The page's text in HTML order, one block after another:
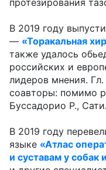
протезирования
В 2019 году
— «Торакальная
также удалось
российских и
лидеров мнения.
соавторы: помимо
Буссадорио Р.,
В 2019 году
языке «Атлас
и суставам у собак